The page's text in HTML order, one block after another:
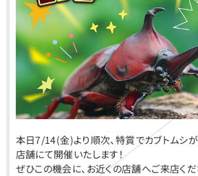
本日7/14(金)より順次、特賞でカブトムシ
店舗にて開催いたします！
ぜひこの機会に、お近くの店舗へご来店く